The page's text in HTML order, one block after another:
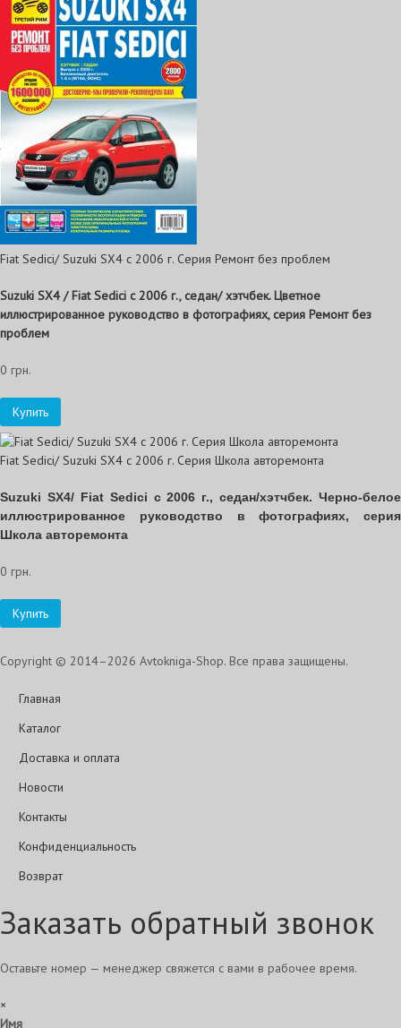
Fiat Sedici/ Suzuki SX4 с 2006 г. Серия Ремонт без проблем
Suzuki SX4 / Fiat Sedici с 2006 г., седан/ хэтчбек. Цветное
иллюстрированное руководство в фотографиях, серия Ремонт без
проблем
0 грн.
Купить
Fiat Sedici/ Suzuki SX4 с 2006 г. Серия Школа авторемонта
Suzuki SX4/ Fiat Sedici с 2006 г., седан/хэтчбек. Черно-белое
иллюстрированное руководство в фотографиях, серия
Школа авторемонта
0 грн.
Купить
Copyright © 2014–2026 Avtokniga-Shop. Все права защищены.
Главная
Каталог
Доставка и оплата
Новости
Контакты
Конфиденциальность
Возврат
Заказать обратный звонок
Оставьте номер — менеджер свяжется с вами в рабочее время.
×
Имя